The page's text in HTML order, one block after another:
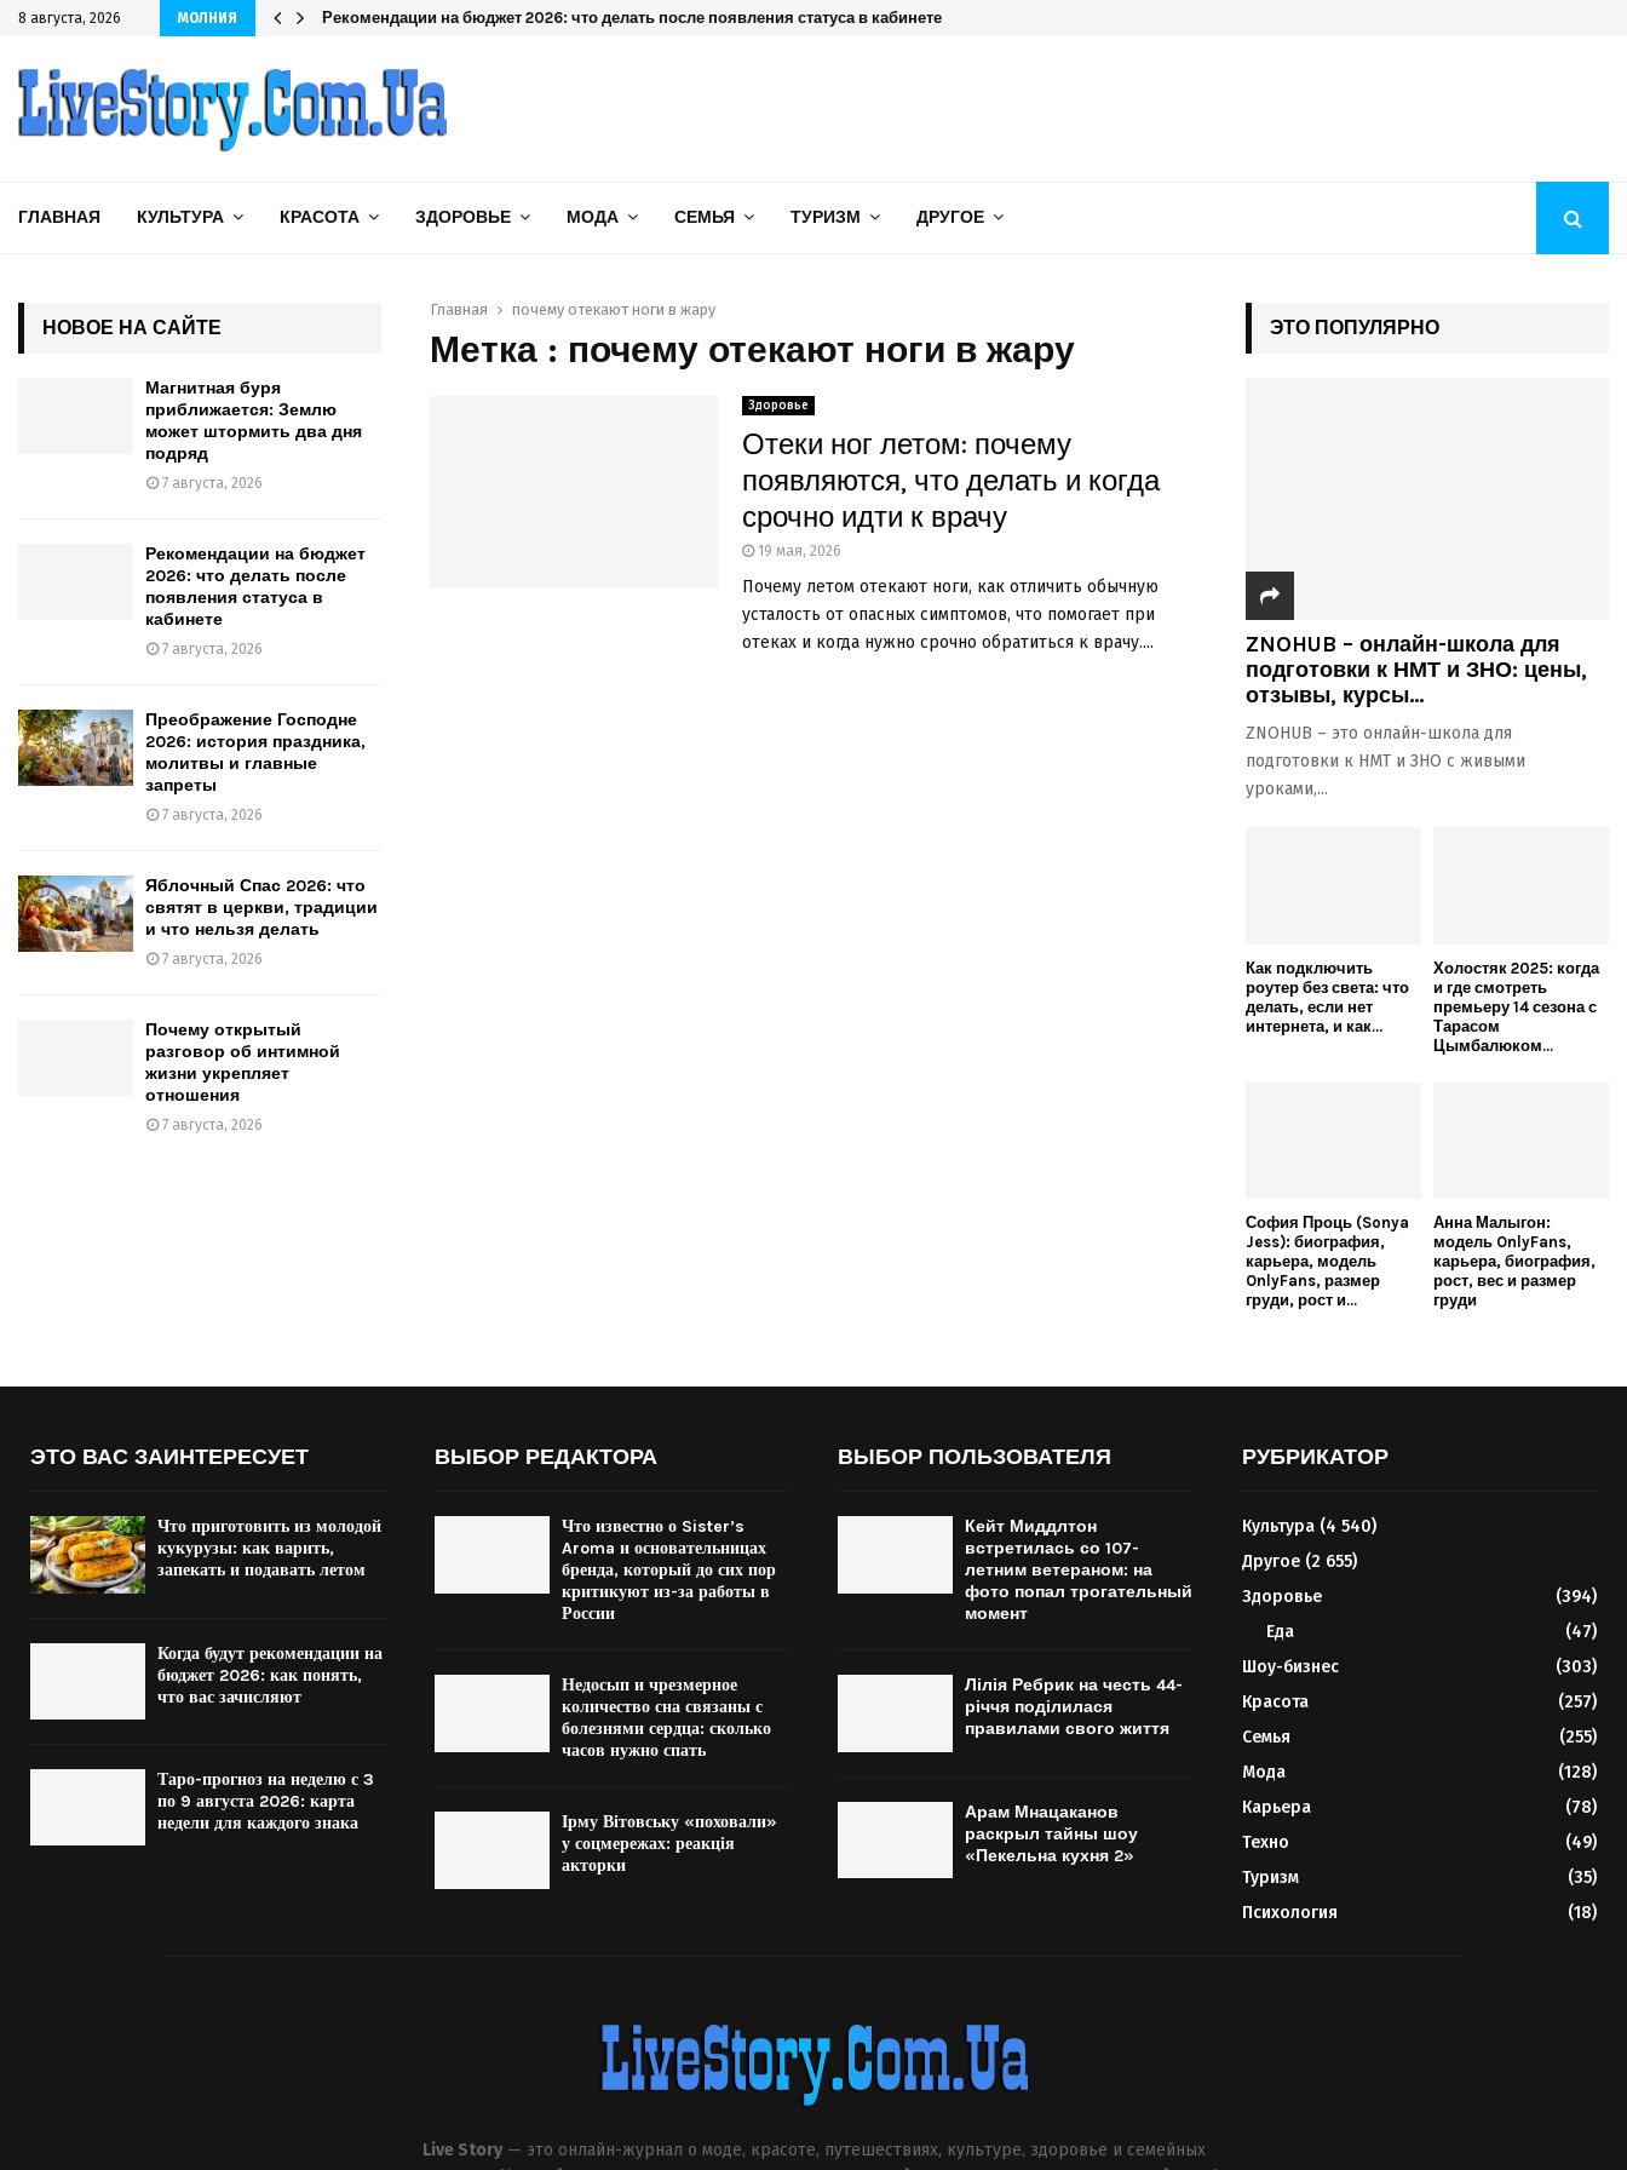
8 августа, 2026 МОЛНИЯ Рекомендации на бюджет 2026: что делать после появления статуса в кабинете
ГЛАВНАЯ КУЛЬТУРА КРАСОТА ЗДОРОВЬЕ МОДА СЕМЬЯ ТУРИЗМ ДРУГОЕ
Главная почему отекают ноги в жару
Метка : почему отекают ноги в жару
Здоровье
Отеки ног летом: почему
появляются, что делать и когда
срочно идти к врачу
19 мая, 2026
Почему летом отекают ноги, как отличить обычную
усталость от опасных симптомов, что помогает при
отеках и когда нужно срочно обратиться к врачу....
НОВОЕ НА САЙТЕ
Магнитная буря
приближается: Землю
может штормить два дня
подряд
7 августа, 2026
Рекомендации на бюджет
2026: что делать после
появления статуса в
кабинете
7 августа, 2026
Преображение Господне
2026: история праздника,
молитвы и главные
запреты
7 августа, 2026
Яблочный Спас 2026: что
святят в церкви, традиции
и что нельзя делать
7 августа, 2026
Почему открытый
разговор об интимной
жизни укрепляет
отношения
7 августа, 2026
ЭТО ПОПУЛЯРНО
ZNOHUB – онлайн-школа для
подготовки к НМТ и ЗНО: цены,
отзывы, курсы...
ZNOHUB – это онлайн-школа для
подготовки к НМТ и ЗНО с живыми
уроками,...
Как подключить
роутер без света: что
делать, если нет
интернета, и как...
Холостяк 2025: когда
и где смотреть
премьеру 14 сезона с
Тарасом
Цымбалюком...
София Проць (Sonya
Jess): биография,
карьера, модель
OnlyFans, размер
груди, рост и...
Анна Малыгон:
модель OnlyFans,
карьера, биография,
рост, вес и размер
груди
ЭТО ВАС ЗАИНТЕРЕСУЕТ
Что приготовить из молодой
кукурузы: как варить,
запекать и подавать летом
Когда будут рекомендации на
бюджет 2026: как понять,
что вас зачисляют
Таро-прогноз на неделю с 3
по 9 августа 2026: карта
недели для каждого знака
ВЫБОР РЕДАКТОРА
Что известно о Sister’s
Aroma и основательницах
бренда, который до сих пор
критикуют из-за работы в
России
Недосып и чрезмерное
количество сна связаны с
болезнями сердца: сколько
часов нужно спать
Ірму Вітовську «поховали»
у соцмережах: реакція
акторки
ВЫБОР ПОЛЬЗОВАТЕЛЯ
Кейт Миддлтон
встретилась со 107-
летним ветераном: на
фото попал трогательный
момент
Лілія Ребрик на честь 44-
річчя поділилася
правилами свого життя
Арам Мнацаканов
раскрыл тайны шоу
«Пекельна кухня 2»
РУБРИКАТОР
Культура(4 540)
Другое(2 655)
Здоровье
(394)
Еда
(47)
Шоу-бизнес
(303)
Красота
(257)
Семья
(255)
Мода
(128)
Карьера
(78)
Техно
(49)
Туризм
(35)
Психология
(18)
Live Story— это онлайн-журнал о моде, красоте, путешествиях, культуре, здоровье и семейных